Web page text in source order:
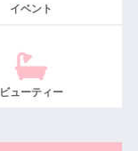
イベント
ビューティー